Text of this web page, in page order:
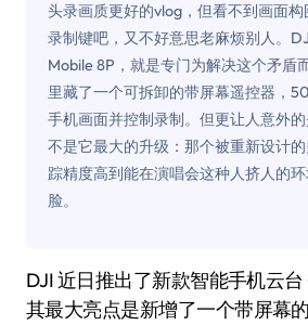
头录画质更好的vlog，但看不到画面
录制键吧，又不好意思老麻烦别人。
Mobile 8P，就是专门为解决这个矛
里藏了一个可拆卸的带屏幕遥控器，
手机画面并控制录制。但更让人意外
不是它最大的升级：那个被重新设计
踪精度高到能在演唱会这种人挤人的
脸。
DJI 近日推出了新款智能手机云台 Osmo Mobile 8P，
其最大亮点是新增了一个带屏幕